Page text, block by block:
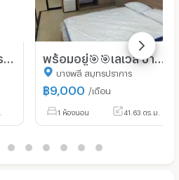
บางพลี สมุทรปราการ
฿9,000 /เดือน
1 ห้องนอน 41.63 ตร.ม.